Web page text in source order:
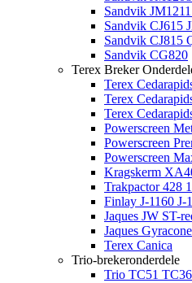
Sandvik
Sandvik CJ615
Sandvik CJ815
Sandvik CG820
Terex Breker
Terex
Terex
Terex
Powerscreen
Powerscreen
Powerscreen
Kragskerm
Trakpactor 428
Finlay J-1160 J-
Jaques JW ST-
Jaques Gyracone
Terex Canica
Trio-brekeronderdele
Trio TC51